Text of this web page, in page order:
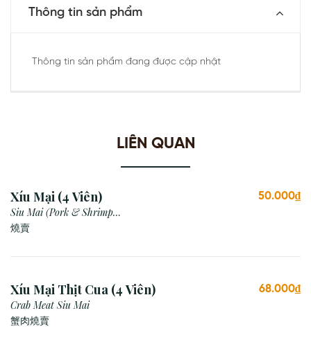
Thông tin sản phẩm
Thông tin sản phẩm đang được cập nhật
LIÊN QUAN
Xíu Mại (4 Viên)
Siu Mai (Pork & Shrimp
Dumpling)
燒賣
50.000₫
Xíu Mại Thịt Cua (4 Viên)
Crab Meat Siu Mai
蟹肉燒賣
68.000₫